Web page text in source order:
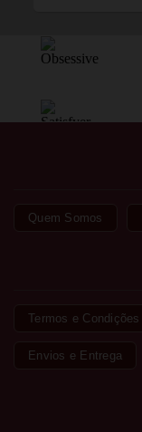
Quem Somos
Termos e Condições
Envios e Entrega